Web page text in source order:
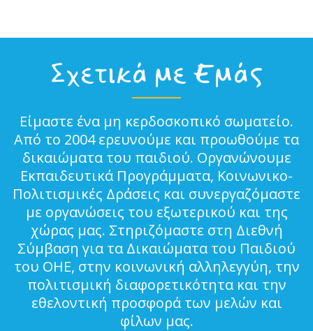
Σχετικά με Εμάς
Είμαστε ένα μη κερδοσκοπικό σωματείο.
Από το 2004 ερευνούμε και προωθούμε τα
δικαιώματα του παιδιού. Οργανώνουμε
Εκπαιδευτικά Προγράμματα, Κοινωνικο-
Πολιτισμικές Δράσεις και συνεργαζόμαστε
με οργανώσεις του εξωτερικού και της
χώρας μας. Στηριζόμαστε στη Διεθνή
Σύμβαση για τα Δικαιώματα του Παιδιού
του ΟΗΕ, στην κοινωνική αλληλεγγύη, την
πολιτισμική διαφορετικότητα και την
εθελοντική προσφορά των μελών και
φίλων μας.